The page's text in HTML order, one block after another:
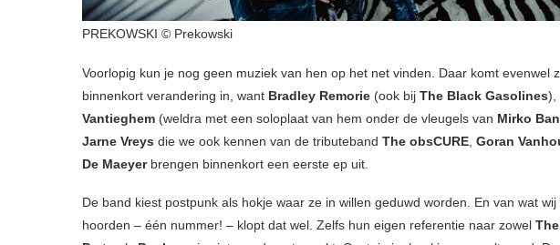
PREKOWSKI © Prekowski
Voorlopig kun je nog geen muziek van hen op het net vinden. Daar komt evenwel
binnenkort verandering in, want Bradley Remorie (ook bij The Black Gasolines),
Vantieghem (weldra met een soloplaat van hem onder de vleugels van Mirko
Jarne Vreys die we ook kennen van de tributeband The obsCURE Goran
De Maeyer brengen binnenkort een eerste ep uit.
De band kiest postpunk als hokje waar ze in willen geduwd worden. En van wat wij
hoorden – één nummer! – klopt dat wel. Zelfs hun eigen referentie naar zowel